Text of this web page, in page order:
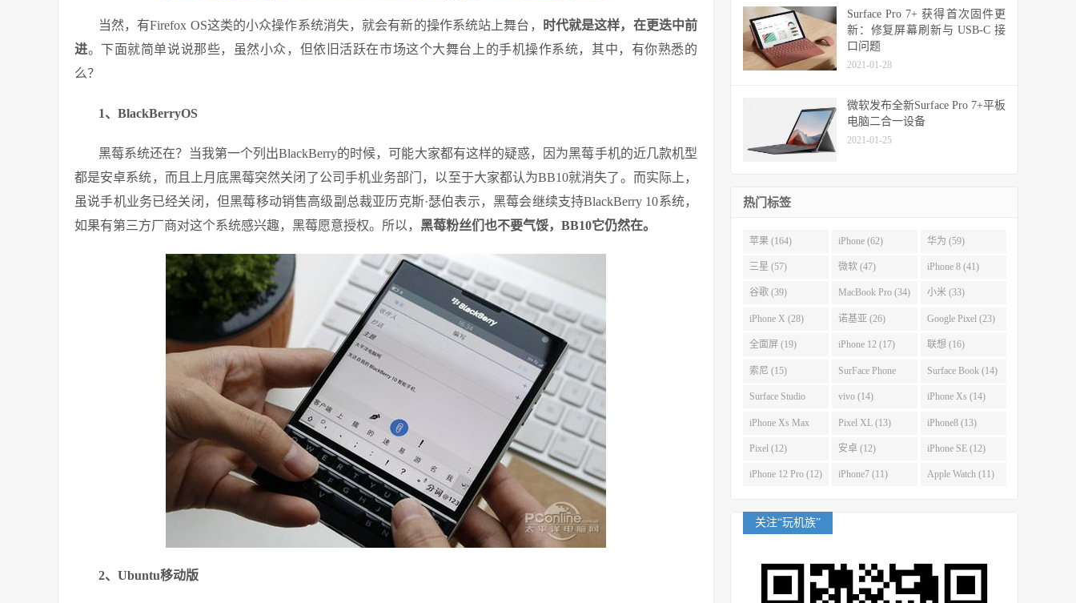
当然，有Firefox OS这类的小众操作系统消失，就会有新的操作系统站上舞台，
时代就是这样，在更迭中前
进。下面就简单说说那些，虽然小众，但依旧活跃在市场这个大舞台上的手机操作系统，其中，有你熟悉的
么？
1、BlackBerryOS
黑莓系统还在？当我第一个列出BlackBerry的时候，可能大家都有这样的疑惑，因为黑莓手机的近几款机型
都是安卓系统，而且上月底黑莓突然关闭了公司手机业务部门，以至于大家都认为BB10就消失了。而实际上，
虽说手机业务已经关闭，但黑莓移动销售高级副总裁亚历克斯·瑟伯表示，黑莓会继续支持BlackBerry 10系统，
如果有第三方厂商对这个系统感兴趣，黑莓愿意授权。所以， 黑莓粉丝们也不要气馁，BB10它仍然在。
2、Ubuntu移动版
Surface Pro 7+ 获得首次固件更
新：修复屏幕刷新与 USB-C 接
口问题
2021-01-28
微软发布全新Surface Pro 7+平板
电脑二合一设备
2021-01-25
热门标签
苹果 (164) iPhone (62) 华为 (59)
三星 (57) 微软 (47) iPhone 8 (41)
谷歌 (39) MacBook Pro (34) 小米 (33)
iPhone X (28) 诺基亚 (26) Google Pixel (23)
全面屏 (19) iPhone 12 (17) 联想 (16)
索尼 (15) SurFace Phone
(14)
Surface Book (14)
Surface Studio
(14)
vivo (14) iPhone Xs (14)
iPhone Xs Max
(14)
Pixel XL (13) iPhone8 (13)
Pixel (12) 安卓 (12) iPhone SE (12)
iPhone 12 Pro (12) iPhone7 (11) Apple Watch (11)
关注“玩机族”